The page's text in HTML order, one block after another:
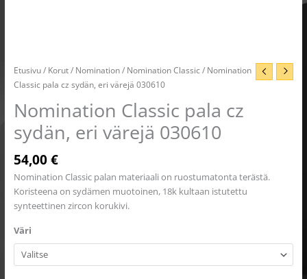
Etusivu/ Korut/ Nomination/ Nomination Classic/ Nomination
Classic pala cz sydän, eri värejä 030610
Nomination Classic pala cz
sydän, eri värejä 030610
54,00€
Nomination Classic palan materiaali on ruostumatonta terästä.
Koristeena on sydämen muotoinen, 18k kultaan istutettu
synteettinen zircon korukivi.
Väri